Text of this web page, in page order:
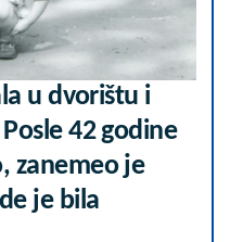
u dvorištu i
42 godine
zanemeo je
je bila